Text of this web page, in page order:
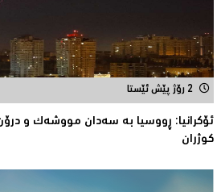
2 رۆژ پێش ئێستا
كوژران